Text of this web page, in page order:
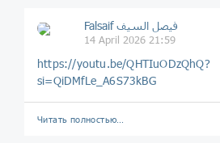
Falsaif فيصل السيف
14 April 2026 21:59
https://youtu.be/QHTIuODzQhQ?
si=QiDMfLe_A6S73kBG
Читать полностью…